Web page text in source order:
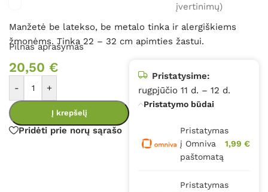
įvertinimų)
Manžetė be latekso, be metalo tinka ir alergiškiems
žmonėms. Tinka 22 – 32 cm apimties žastui.
Pilnas aprašymas
20,50 €
- +
Į krepšelį
Pridėti prie norų sąrašo
Pristatysime:
rugpjūčio 11 d. – 12 d.
Pristatymo būdai
Pristatymas
į Omniva
paštomatą
1,99 €
Pristatymas